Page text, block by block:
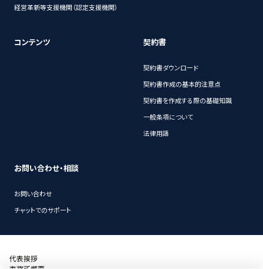
経営革新等支援機関（認定支援機関）
コンテンツ 契約書
契約書ダウンロード
契約書作成の基本的注意点
契約書を作成する際の基礎知識
一般条項について
法律用語
お問い合わせ・相談
お問い合わせ
チャットでのサポート
代表挨拶